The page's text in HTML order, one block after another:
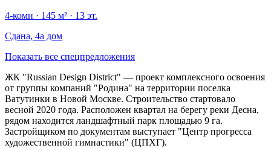
4-комн · 145 м² · 13 эт.
Сдана, 4а дом
Показать все спецпредложения
ЖК "Russian Design District" — проект комплексного освоения
от группы компаний "Родина" на территории поселка
Ватутинки в Новой Москве. Строительство стартовало
весной 2020 года. Расположен квартал на берегу реки Десна,
рядом находится ландшафтный парк площадью 9 га.
Застройщиком по документам выступает "Центр прогресса
художественной гимнастики" (ЦПХГ).